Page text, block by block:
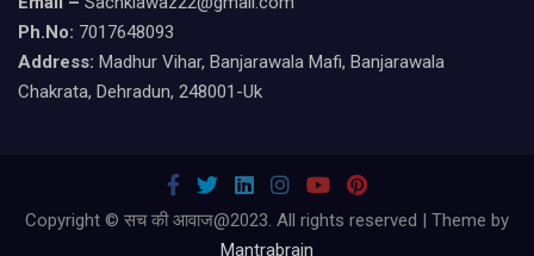
Ph.No: 7017648093
Address: Madhur Vihar, Banjarawala Mafi, Banjarawala
Chakrata, Dehradun, 248001-Uk
Copyright © सच की आवाज@2023. All rights reserved | Theme by
Mantrabrain